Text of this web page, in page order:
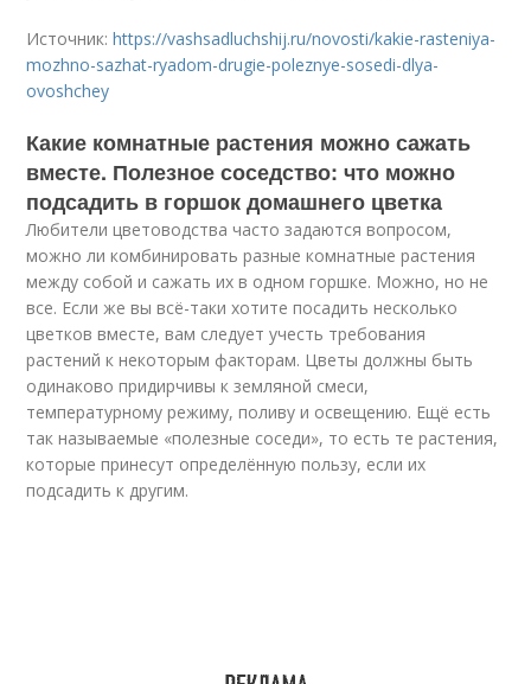
Источник:https://vashsadluchshij.ru/novosti/kakie-rasteniya-
mozhno-sazhat-ryadom-drugie-poleznye-sosedi-dlya-
ovoshchey
Какие комнатные растения можно сажать
вместе. Полезное соседство: что можно
подсадить в горшок домашнего цветка
Любители цветоводства часто задаются вопросом,
можно ли комбинировать разные комнатные растения
между собой и сажать их в одном горшке. Можно, но не
все. Если же вы всё-таки хотите посадить несколько
цветков вместе, вам следует учесть требования
растений к некоторым факторам. Цветы должны быть
одинаково придирчивы к земляной смеси,
температурному режиму, поливу и освещению. Ещё есть
так называемые «полезные соседи», то есть те растения,
которые принесут определённую пользу, если их
подсадить к другим.